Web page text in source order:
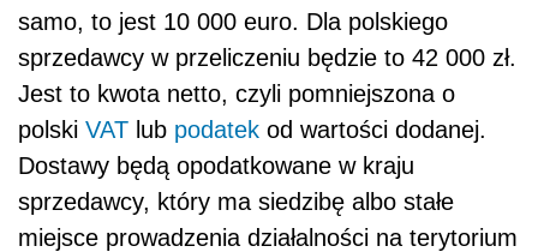
samo, to jest 10 000 euro. Dla polskiego
sprzedawcy w przeliczeniu będzie to 42 000 zł.
Jest to kwota netto, czyli pomniejszona o
polski VAT lub podatek od wartości dodanej.
Dostawy będą opodatkowane w kraju
sprzedawcy, który ma siedzibę albo stałe
miejsce prowadzenia działalności na terytorium